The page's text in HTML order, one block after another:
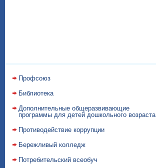
Профсоюз
Библиотека
Дополнительные общеразвивающие
программы для детей дошкольного возраста
Противодействие коррупции
Бережливый колледж
Потребительский всеобуч